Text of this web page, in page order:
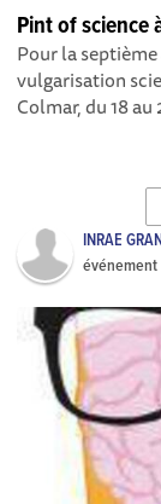
Pint of science
Pour la
vulgarisation
Colmar, du 18
INRAE
événement